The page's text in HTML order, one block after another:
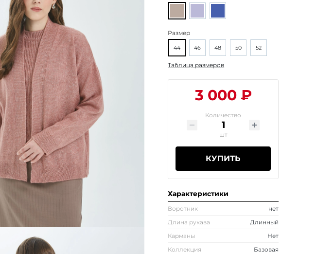
Размер
44 46 48 50 52
Таблица размеров
3 000 ₽
Количество
шт
КУПИТЬ
Характеристики
Воротник
нет
Длина рукава
Длинный
Карманы
Нет
Коллекция
Базовая